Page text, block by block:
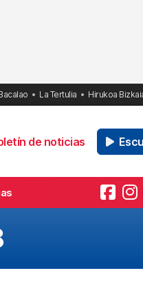
La Tertulia Hirukoa
de noticias